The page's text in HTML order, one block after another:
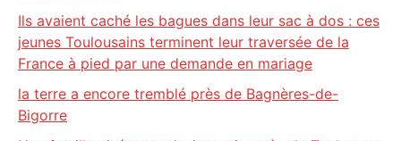
Ils avaient caché les bagues dans leur sac à dos : ces
jeunes Toulousains terminent leur traversée de la
France à pied par une demande en mariage
la terre a encore tremblé près de Bagnères-de-
Bigorre